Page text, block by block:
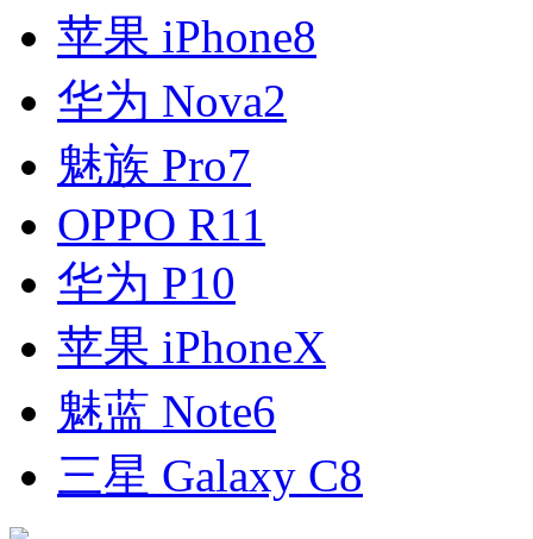
苹果 iPhone8
华为 Nova2
魅族 Pro7
OPPO R11
华为 P10
苹果 iPhoneX
魅蓝 Note6
三星 Galaxy C8